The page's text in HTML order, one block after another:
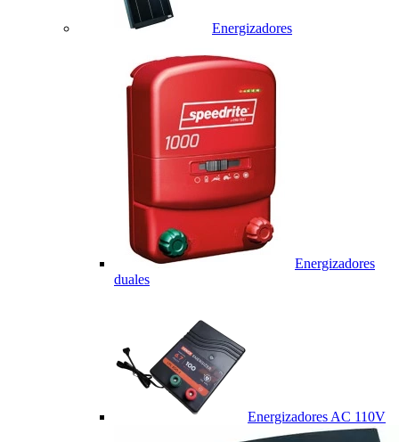
Energizadores
Energizadores
duales
Energizadores AC 110V